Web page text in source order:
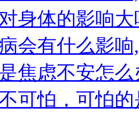
身体的影响
会有什么影
焦虑不安怎
可怕，可怕